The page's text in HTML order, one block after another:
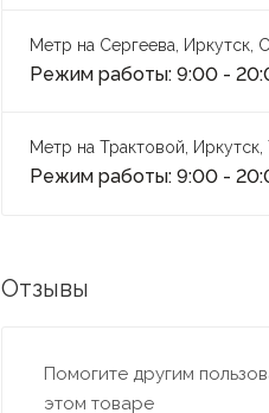
Метр на Сергеева, Иркутск,
Режим работы: 9:00 -
Метр на Трактовой, Иркутск,
Режим работы: 9:00 -
Отзывы
Помогите другим
этом товаре